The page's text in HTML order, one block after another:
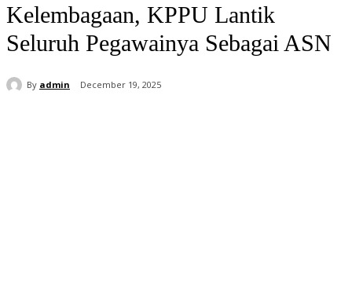
Kelembagaan, KPPU Lantik
Seluruh Pegawainya Sebagai ASN
By admin December 19, 2025